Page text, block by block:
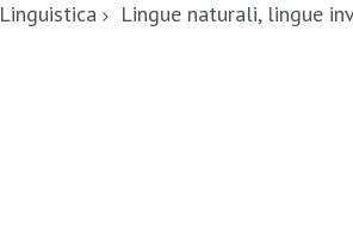
Linguistica Lingue naturali, lingue